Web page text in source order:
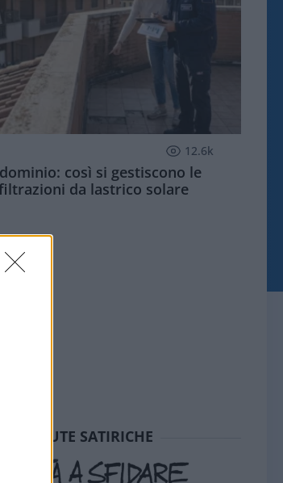
12.6k
così si gestiscono le
da lastrico solare
SEDUTE SATIRICHE